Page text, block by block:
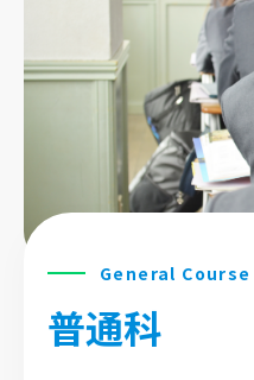
General Course
普通科